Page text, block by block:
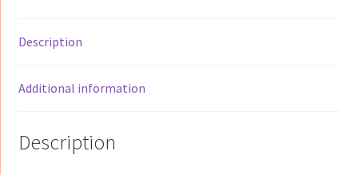
Description
Additional information
Description